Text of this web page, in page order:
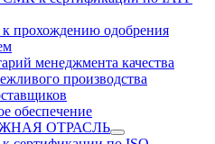
к прохождению одобрения
менеджмента качества
производства
обеспечение
ОТРАСЛЬ